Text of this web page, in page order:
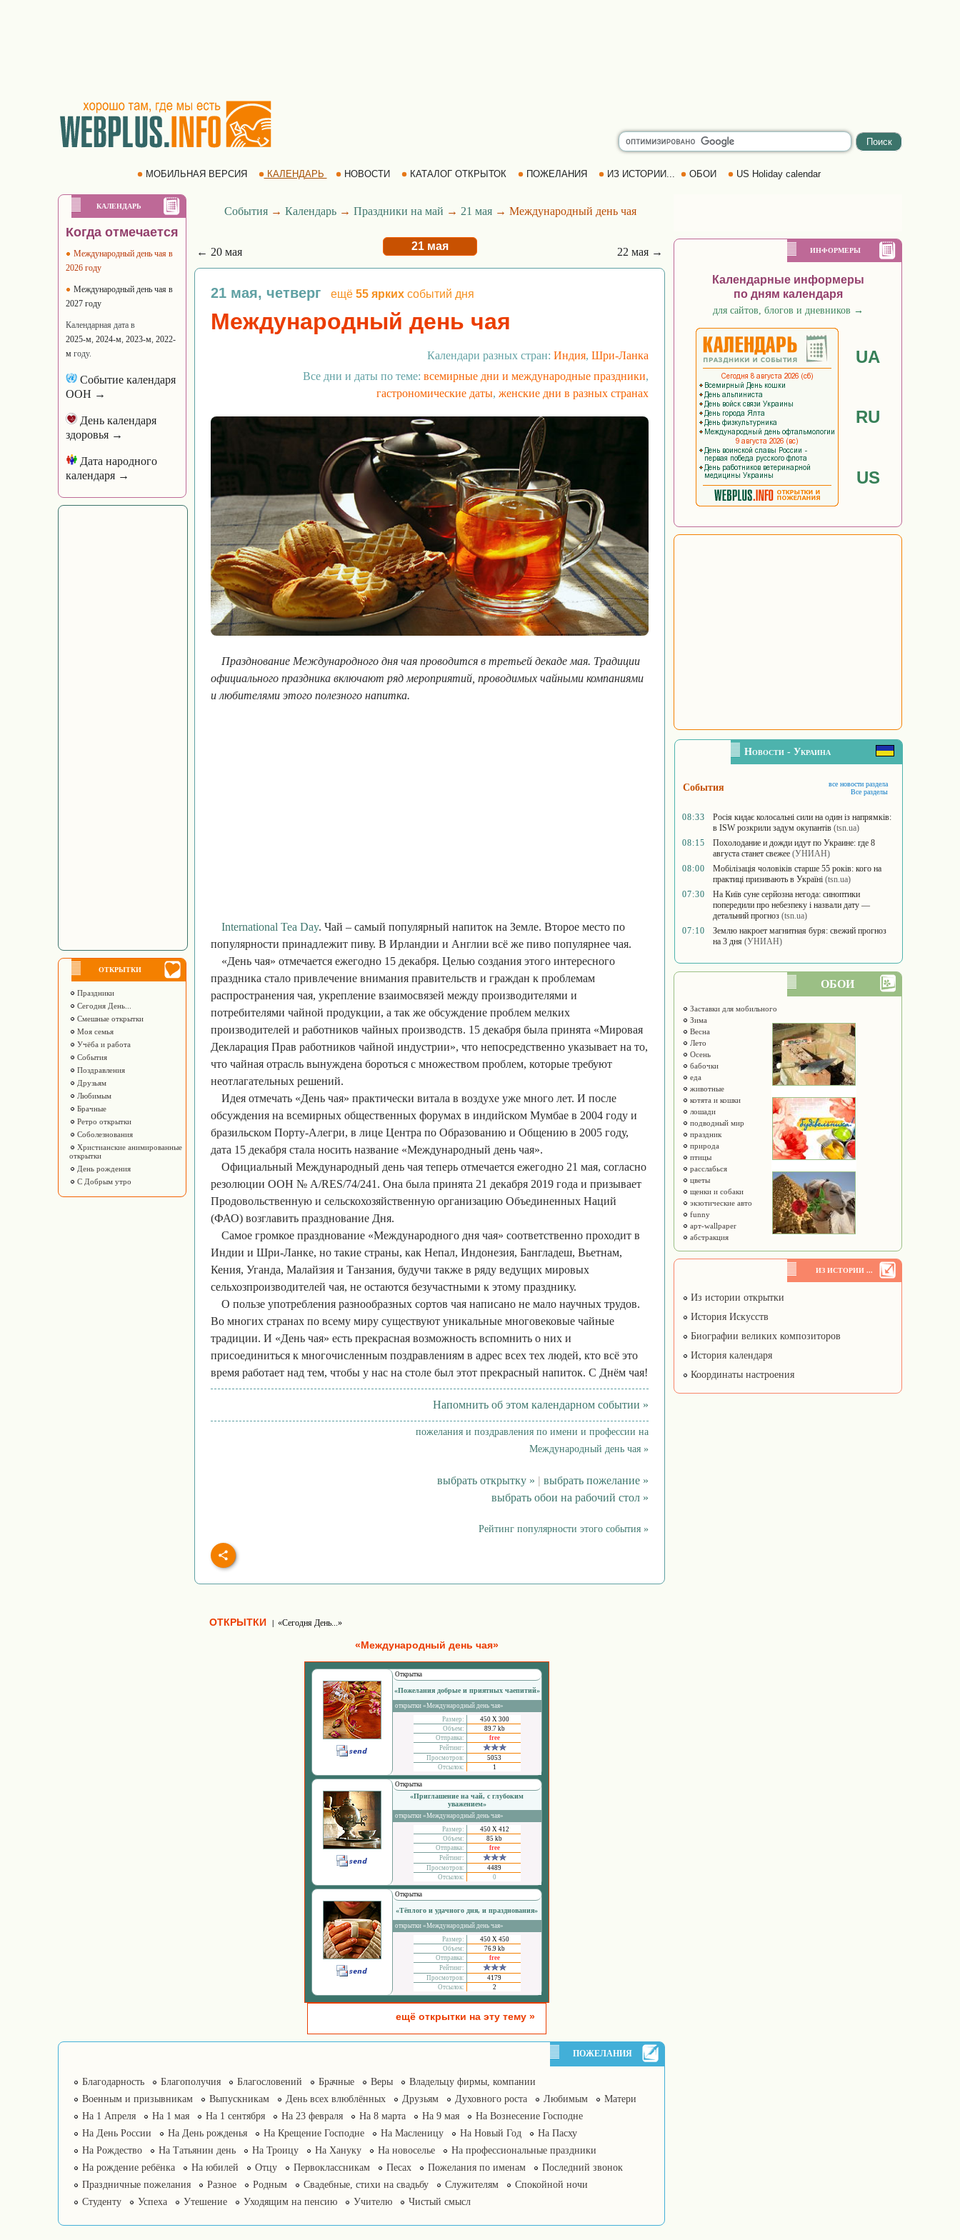
МОБИЛЬНАЯ ВЕРСИЯ КАЛЕНДАРЬ НОВОСТИ КАТАЛОГ ОТКРЫТОК ПОЖЕЛАНИЯ ИЗ ИСТОРИИ... ОБОИ US Holiday calendar
КАЛЕНДАРЬ
Когда отмечается
Международный день чая в
2026 году
Международный день чая в
2027 году
Календарная дата в
2025-м, 2024-м, 2023-м, 2022-
м году.
Событие календаря
ООН →
День календаря
здоровья →
Дата народного
календаря →
ОТКРЫТКИ
Праздники
Сегодня День...
Смешные открытки
Моя семья
Учёба и работа
События
Поздравления
Друзьям
Любимым
Брачные
Ретро открытки
Соболезнования
Христианские анимированные
открытки
День рождения
С Добрым утро
События→ Календарь→ Праздники на май → 21 мая→ Международный день чая
← 20 мая 21 мая 22 мая →
21 мая, четверг ещё 55 ярких событий дня
Международный день чая
Календари разных стран: Индия, Шри-Ланка
Все дни и даты по теме: всемирные дни и международные праздники,
гастрономические даты, женские дни в разных странах
Празднование Международного дня чая проводится в третьей декаде мая. Традиции
официального праздника включают ряд мероприятий, проводимых чайными компаниями
и любителями этого полезного напитка.
International Tea Day. Чай – самый популярный напиток на Земле. Второе место по
популярности принадлежит пиву. В Ирландии и Англии всё же пиво популярнее чая.
«День чая» отмечается ежегодно 15 декабря. Целью создания этого интересного
праздника стало привлечение внимания правительств и граждан к проблемам
распространения чая, укрепление взаимосвязей между производителями и
потребителями чайной продукции, а так же обсуждение проблем мелких
производителей и работников чайных производств. 15 декабря была принята «Мировая
Декларация Прав работников чайной индустрии», что непосредственно указывает на то,
что чайная отрасль вынуждена бороться с множеством проблем, которые требуют
неотлагательных решений.
Идея отмечать «День чая» практически витала в воздухе уже много лет. И после
обсуждения на всемирных общественных форумах в индийском Мумбае в 2004 году и
бразильском Порту-Алегри, в лице Центра по Образованию и Общению в 2005 году,
дата 15 декабря стала носить название «Международный день чая».
Официальный Международный день чая теперь отмечается ежегодно 21 мая, согласно
резолюции ООН № A/RES/74/241. Она была принята 21 декабря 2019 года и призывает
Продовольственную и сельскохозяйственную организацию Объединенных Наций
(ФАО) возглавить празднование Дня.
Самое громкое празднование «Международного дня чая» соответственно проходит в
Индии и Шри-Ланке, но такие страны, как Непал, Индонезия, Бангладеш, Вьетнам,
Кения, Уганда, Малайзия и Танзания, будучи также в ряду ведущих мировых
сельхозпроизводителей чая, не остаются безучастными к этому празднику.
О пользе употребления разнообразных сортов чая написано не мало научных трудов.
Во многих странах по всему миру существуют уникальные многовековые чайные
традиции. И «День чая» есть прекрасная возможность вспомнить о них и
присоединиться к многочисленным поздравлениям в адрес всех тех людей, кто всё это
время работает над тем, чтобы у нас на столе был этот прекрасный напиток. С Днём чая!
Напомнить об этом календарном событии »
пожелания и поздравления по имени и профессии на
Международный день чая »
выбрать открытку » | выбрать пожелание »
выбрать обои на рабочий стол »
Рейтинг популярности этого события »
ОТКРЫТКИ | «Сегодня День...»
«Международный день чая»
Открытка
«Пожелания добрые и приятных чаепитий»
открытки «Международный день чая»
Размер:
450 Х 300
Объем:
89.7 kb
Отправка:
free
Рейтинг:
Просмотров:
5053
Отсылок:
1
Открытка
«Приглашение на чай, с глубоким
уважением»
открытки «Международный день чая»
Размер:
450 Х 412
Объем:
85 kb
Отправка:
free
Рейтинг:
Просмотров:
4489
Отсылок:
0
Открытка
«Тёплого и удачного дня, и празднования»
открытки «Международный день чая»
Размер:
450 Х 450
Объем:
76.9 kb
Отправка:
free
Рейтинг:
Просмотров:
4179
Отсылок:
2
ещё открытки на эту тему »
ПОЖЕЛАНИЯ
Благодарность Благополучия Благословений Брачные Веры
Владельцу фирмы, компании
Военным и призывникам
Выпускникам День всех влюблённых Друзьям Духовного роста Любимым
Матери
На 1 Апреля
На 1 мая На 1 сентября На 23 февраля На 8 марта На 9 мая
На Вознесение Господне
На День России
На День рожденья На Крещение Господне На Масленицу На Новый Год
На Пасху
На Рождество
На Татьянин день На Троицу На Хануку На новоселье
На профессиональные праздники
На рождение ребёнка
На юбилей Отцу Первоклассникам Песах Пожелания по именам
Последний звонок
Праздничные пожелания
Разное Родным Свадебные, стихи на свадьбу Служителям
Спокойной ночи
Студенту
Успеха Утешение Уходящим на пенсию Учителю Чистый смысл
ИНФОРМЕРЫ
Календарные информеры
по дням календаря
для сайтов, блогов и дневников →
UA
RU
US
Новости - Украина
События
все новости раздела
Все разделы
08:33
Росія кидає колосальні сили на один із напрямків:
в ISW розкрили задум окупантів (tsn.ua)
08:15
Похолодание и дожди идут по Украине: где 8
августа станет свежее (УНИАН)
08:00
Мобілізація чоловіків старше 55 років: кого на
практиці призивають в Україні (tsn.ua)
07:30
На Київ суне серйозна негода: синоптики
попередили про небезпеку і назвали дату —
детальний прогноз (tsn.ua)
07:10
Землю накроет магнитная буря: свежий прогноз
на 3 дня (УНИАН)
ОБОИ
Заставки для мобильного
Зима
Весна
Лето
Осень
бабочки
еда
животные
котята и кошки
лошади
подводный мир
праздник
природа
птицы
расслабься
цветы
щенки и собаки
экзотические авто
funny
арт-wallpaper
абстракция
ИЗ ИСТОРИИ ...
Из истории открытки
История Искусств
Биографии великих композиторов
История календаря
Координаты настроения